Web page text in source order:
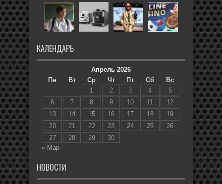
КАЛЕНДАРЬ
Апрель 2026
Пн
Вт Ср Чт Пт Сб
Вс
1
2 3 4
5
6
7 8 9 10 11
12
13
14 15 16 17 18
19
20
21 22 23 24 25
26
27
28 29
30
« Мар
НОВОСТИ